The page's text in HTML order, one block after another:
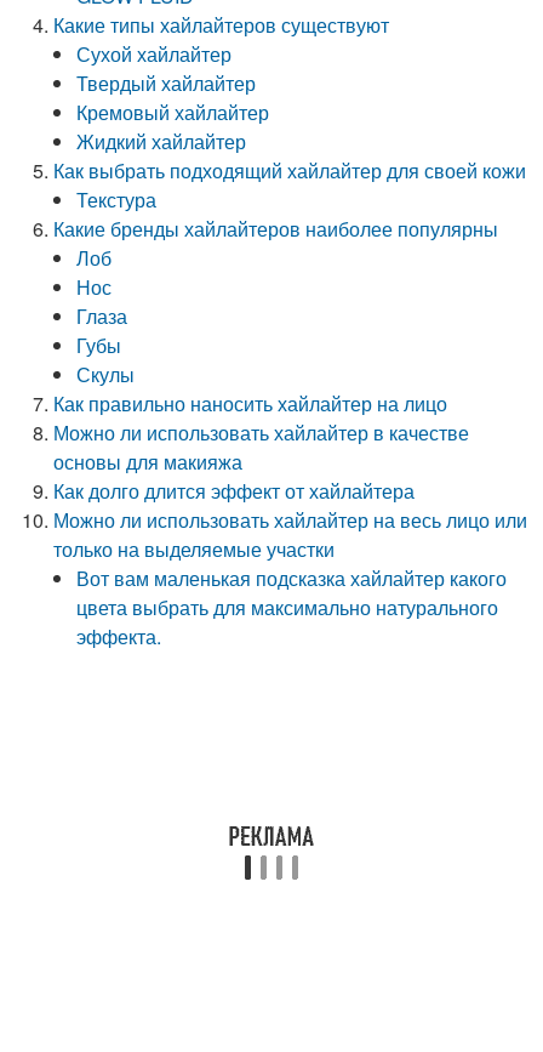
Какие типы хайлайтеров существуют
Сухой хайлайтер
Твердый хайлайтер
Кремовый хайлайтер
Жидкий хайлайтер
Как выбрать подходящий хайлайтер для своей кожи
Текстура
Какие бренды хайлайтеров наиболее популярны
Лоб
Нос
Глаза
Губы
Скулы
Как правильно наносить хайлайтер на лицо
Можно ли использовать хайлайтер в качестве
основы для макияжа
Как долго длится эффект от хайлайтера
Можно ли использовать хайлайтер на весь лицо или
только на выделяемые участки
Вот вам маленькая подсказка хайлайтер какого
цвета выбрать для максимально натурального
эффекта.